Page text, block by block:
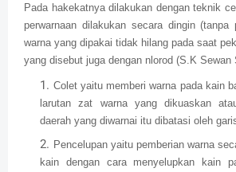
Pada hakekatnya dilakukan dengan teknik
perwarnaan dilakukan secara dingin (tanpa
warna yang dipakai tidak hilang pada saat
yang disebut juga dengan nlorod (S.K Sewan
Colet yaitu memberi warna pada kain
larutan zat warna yang dikuaskan
daerah yang diwarnai itu dibatasi oleh
Pencelupan yaitu pemberian warna
kain dengan cara menyelupkan kain